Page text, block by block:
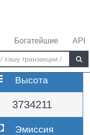
Богатейшие API
Высота
3734211
Эмиссия